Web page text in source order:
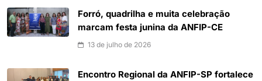
Forró, quadrilha e muita celebração
marcam festa junina da ANFIP-CE
13 de julho de 2026
Encontro Regional da ANFIP-SP fortalece